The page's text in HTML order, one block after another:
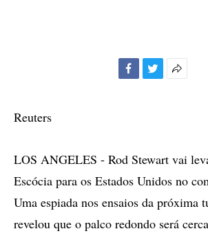
Reuters
LOS ANGELES - Rod Stewart vai
Escócia para os Estados Unidos no
Uma espiada nos ensaios da próxima
revelou que o palco redondo será